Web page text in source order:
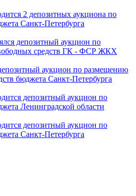
2 депозитных аукциона по
Санкт-Петербурга
депозитный аукцион по
средств ГК - ФСР ЖКХ
аукцион по размещению
бюджета Санкт-Петербурга
депозитный аукцион по
Ленинградской области
депозитный аукцион по
Санкт-Петербурга